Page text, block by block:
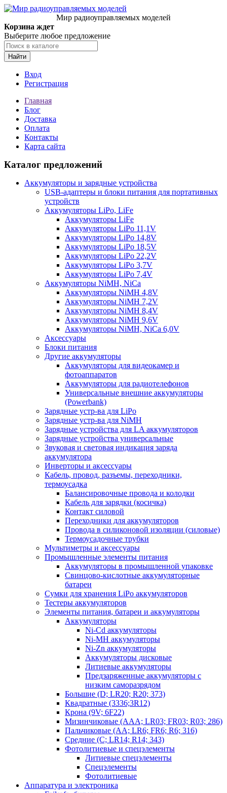
Мир радиоуправляемых моделей
Корзина ждет
Выберите любое предложение
Найти
Вход
Регистрация
Главная
Блог
Доставка
Оплата
Контакты
Карта сайта
Каталог предложений
Аккумуляторы и зарядные устройства
USB-адаптеры и блоки питания для портативных
устройств
Аккумуляторы LiPo, LiFe
Аккумуляторы LiFe
Аккумуляторы LiPo 11,1V
Аккумуляторы LiPo 14,8V
Аккумуляторы LiPo 18,5V
Аккумуляторы LiPo 22,2V
Аккумуляторы LiPo 3,7V
Аккумуляторы LiPo 7,4V
Аккумуляторы NiMH, NiCa
Аккумуляторы NiMH 4,8V
Аккумуляторы NiMH 7,2V
Аккумуляторы NiMH 8,4V
Аккумуляторы NiMH 9,6V
Аккумуляторы NiMH, NiCa 6,0V
Аксессуары
Блоки питания
Другие аккумуляторы
Аккумуляторы для видеокамер и
фотоаппаратов
Аккумуляторы для радиотелефонов
Универсальные внешние аккумуляторы
(Powerbank)
Зарядные устр-ва для LiPo
Зарядные устр-ва для NiMH
Зарядные устройства для LA аккумуляторов
Зарядные устройства универсальные
Звуковая и световая индикация заряда
аккумулятора
Инверторы и аксессуары
Кабель, провод, разъемы, переходники,
термоусадка
Балансировочные провода и колодки
Кабель для зарядки (косичка)
Контакт силовой
Переходники для аккумуляторов
Провода в силиконовой изоляции (силовые)
Термоусадочные трубки
Мультиметры и аксессуары
Промышленные элементы питания
Аккумуляторы в промышленной упаковке
Свинцово-кислотные аккумуляторные
батареи
Сумки для хранения LiPo аккумуляторов
Тестеры аккумуляторов
Элементы питания, батареи и аккумуляторы
Аккумуляторы
Ni-Cd аккумуляторы
Ni-MH аккумуляторы
Ni-Zn аккумуляторы
Аккумуляторы дисковые
Литиевые аккумуляторы
Предзаряженные аккумуляторы с
низким саморазрядом
Большие (D; LR20; R20; 373)
Квадратные (3336;3R12)
Крона (9V; 6F22)
Мизинчиковые (AAA; LR03; FR03; R03; 286)
Пальчиковые (AA; LR6; FR6; R6; 316)
Средние (C; LR14; R14; 343)
Фотолитиевые и спецэлементы
Литиевые спецэлементы
Спецэлементы
Фотолитиевые
Аппаратура и электроника